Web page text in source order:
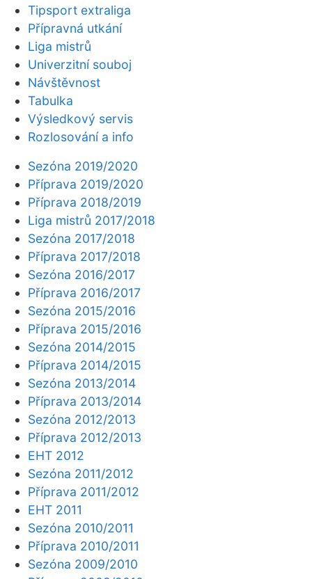
Tipsport extraliga
Přípravná utkání
Liga mistrů
Univerzitní souboj
Návštěvnost
Tabulka
Výsledkový servis
Rozlosování a info
Sezóna 2019/2020
Příprava 2019/2020
Příprava 2018/2019
Liga mistrů 2017/2018
Sezóna 2017/2018
Příprava 2017/2018
Sezóna 2016/2017
Příprava 2016/2017
Sezóna 2015/2016
Příprava 2015/2016
Sezóna 2014/2015
Příprava 2014/2015
Sezóna 2013/2014
Příprava 2013/2014
Sezóna 2012/2013
Příprava 2012/2013
EHT 2012
Sezóna 2011/2012
Příprava 2011/2012
EHT 2011
Sezóna 2010/2011
Příprava 2010/2011
Sezóna 2009/2010